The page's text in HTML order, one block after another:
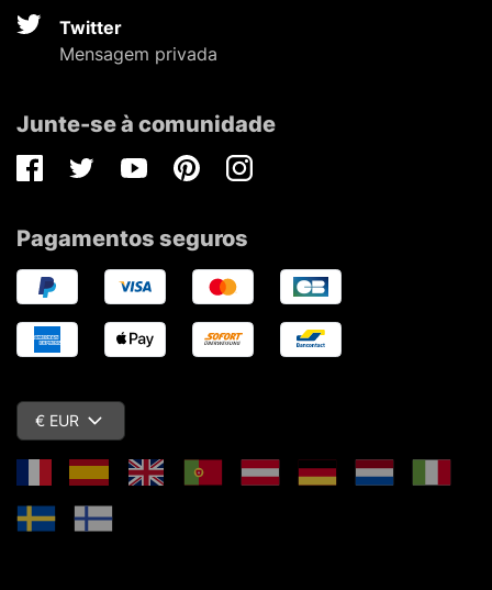
Twitter
Mensagem privada
Junte-se à comunidade
FacebookTwitterYoutubePinterestInstagram
Pagamentos seguros
€ EUR